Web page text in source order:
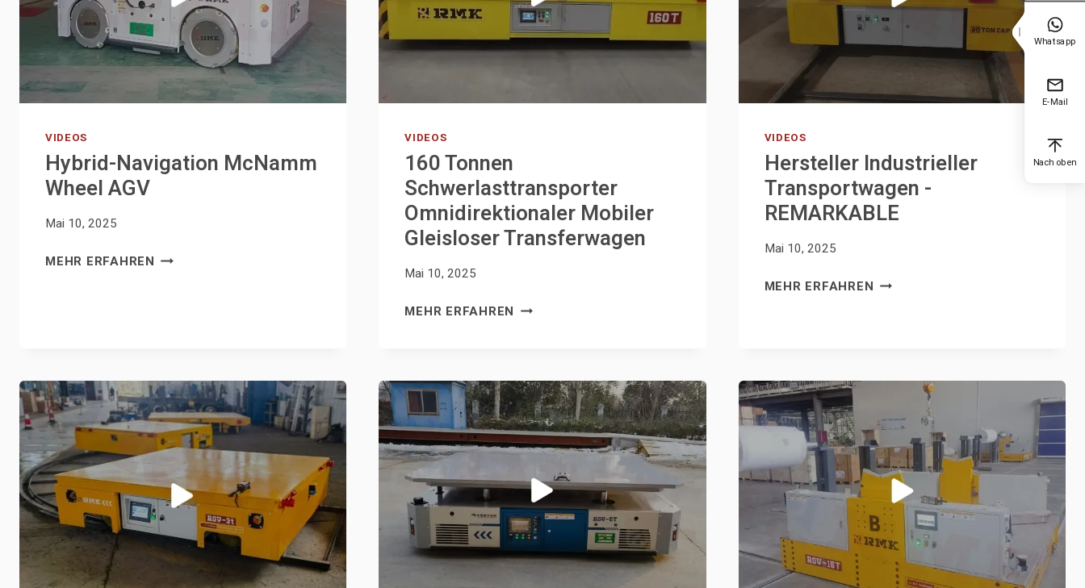
VIDEOS
Hybrid-Navigation McNamm
Wheel AGV
Mai 10, 2025
MEHR ERFAHREN HYBRID-
VIDEOS
160 Tonnen
Schwerlasttransporter
Omnidirektionaler Mobiler
Gleisloser Transferwagen
Mai 10, 2025
MEHR ERFAHREN 160
MOBILER
GLEISLOSER
TRANSFERWAGEN
VIDEOS
Hersteller Industrieller
Transportwagen -
REMARKABLE
Mai 10, 2025
MEHR ERFAHREN HERSTELLER
Whatsapp
E-Mail
Nach oben